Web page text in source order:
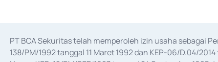
PT BCA Sekuritas telah memperoleh izin usaha sebagai
138/PM/1992 tanggal 11 Maret 1992 dan KEP-06/D.04/